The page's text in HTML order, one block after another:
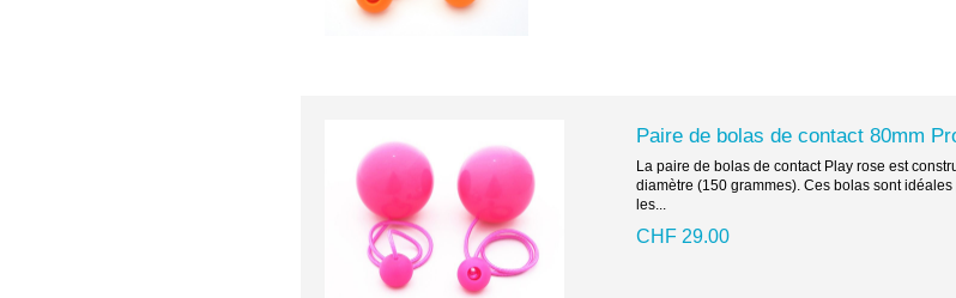
Paire de bolas de contact 80mm
La paire de bolas de contact Play rose est
diamètre (150 grammes). Ces bolas sont
les...
CHF 29.00